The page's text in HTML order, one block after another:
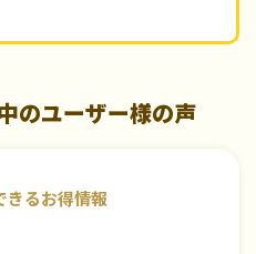
のユーザー様の声
きるお得情報